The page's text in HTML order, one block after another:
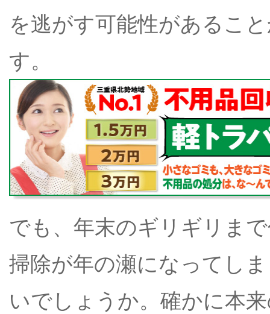
を逃がす可能性があるこ
す。
でも、年末のギリギリま
掃除が年の瀬になってし
いでしょうか。確かに本